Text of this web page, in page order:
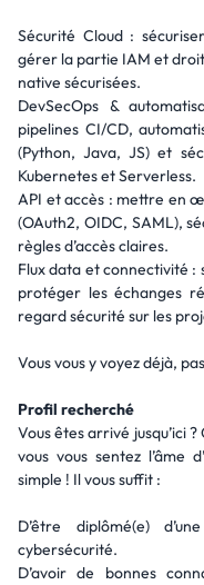
Sécurité Cloud :
gérer la partie IAM et
native sécurisées.
DevSecOps &
pipelines CI/CD,
(Python, Java, JS) et
Kubernetes et Serverless.
API et accès : mettre en
(OAuth2, OIDC, SAML),
règles d’accès claires.
Flux data et connectivité :
protéger les échanges
regard sécurité sur les
Vous vous y voyez déjà,
Profil recherché
Vous êtes arrivé jusqu’ici
vous vous sentez l’âme
simple ! Il vous suffit :
D’être diplômé(e)
cybersécurité.
D’avoir de bonnes